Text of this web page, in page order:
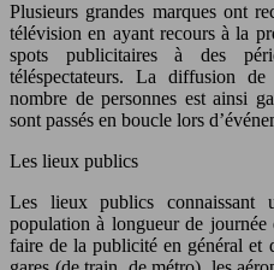
Plusieurs grandes marques ont
télévision en ayant recours à la
spots publicitaires à des
téléspectateurs. La diffusion
nombre de personnes est ainsi
sont passés en boucle lors
Les lieux publics
Les lieux publics connaissant
population à longueur de
faire de la publicité en général et